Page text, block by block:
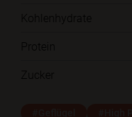
Kohlenhydrate
Protein
Zucker